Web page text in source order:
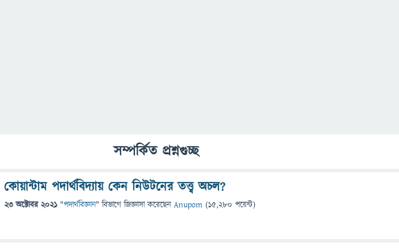
সম্পর্কিত প্রশ্নগুচ্ছ
কোয়ান্টাম পদার্থবিদ্যায় কেন নিউটনের তত্ত্ব অচল?
23 অক্টোবর 2021 "পদার্থবিজ্ঞান" বিভাগে জিজ্ঞাসাকরেছেনAnupom (15,280 পয়েন্ট)